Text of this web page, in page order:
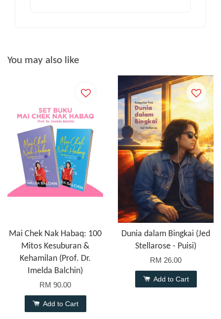
You may also like
Mai Chek Nak Habaq: 100
Mitos Kesuburan &
Kehamilan (Prof. Dr.
Imelda Balchin)
RM 90.00
Add to Cart
Dunia dalam Bingkai (Jed
Stellarose - Puisi)
RM 26.00
Add to Cart